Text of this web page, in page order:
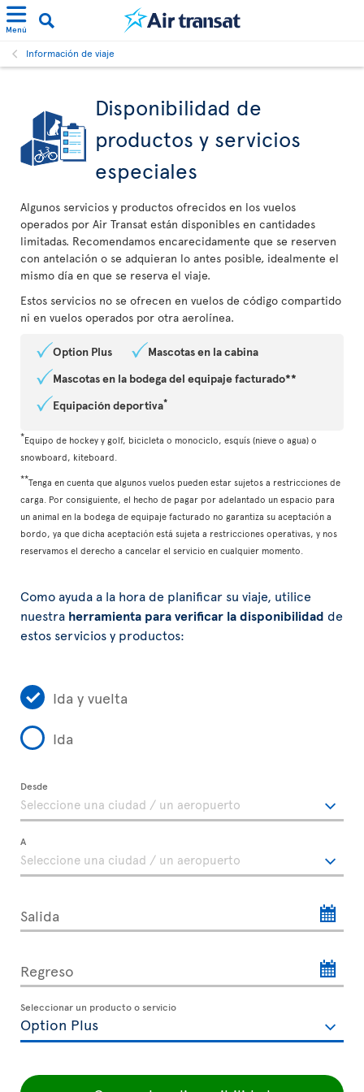
Menú
Información de viaje
Disponibilidad de
productos y servicios
especiales
Algunos servicios y productos ofrecidos en los vuelos
operados por Air Transat están disponibles en cantidades
limitadas. Recomendamos encarecidamente que se reserven
con antelación o se adquieran lo antes posible, idealmente el
mismo día en que se reserva el viaje.
Estos servicios no se ofrecen en vuelos de código compartido
ni en vuelos operados por otra aerolínea.
Option Plus
Mascotas en la cabina
Mascotas en la bodega del equipaje facturado**
Equipación deportiva*
*Equipo de hockey y golf, bicicleta o monociclo, esquís (nieve o agua) o
snowboard, kiteboard.
**Tenga en cuenta que algunos vuelos pueden estar sujetos a restricciones de
carga. Por consiguiente, el hecho de pagar por adelantado un espacio para
un animal en la bodega de equipaje facturado no garantiza su aceptación a
bordo, ya que dicha aceptación está sujeta a restricciones operativas, y nos
reservamos el derecho a cancelar el servicio en cualquier momento.
Como ayuda a la hora de planificar su viaje, utilice
nuestra herramienta para verificar la disponibilidad de
estos servicios y productos:
Ida y vuelta
Ida
Desde
A
Salida
Regreso
Seleccionar un producto o servicio